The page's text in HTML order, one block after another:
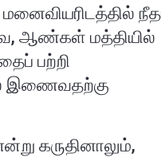
ஆண்கள் மத்தியில்
பற்றி
இணைவதற்கு
கருதினாலும்,